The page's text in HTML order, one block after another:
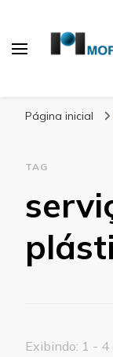
Página inicial
TAG
Exibindo: 1 - 4